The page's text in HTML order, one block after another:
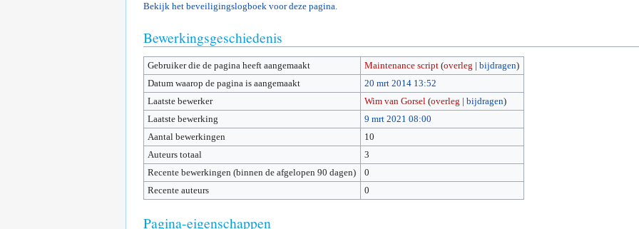
Bekijk het beveiligingslogboek voor deze pagina.
Bewerkingsgeschiedenis
Gebruiker die de pagina heeft aangemaakt Maintenance script (overleg |bijdragen)
Datum waarop de pagina is aangemaakt
20 mrt 2014 13:52
Laatste bewerker
Wim van Gorsel (overleg |bijdragen)
Laatste bewerking
9 mrt 2021 08:00
Aantal bewerkingen
10
Auteurs totaal
3
Recente bewerkingen (binnen de afgelopen 90 dagen)
0
Recente auteurs
0
Pagina-eigenschappen